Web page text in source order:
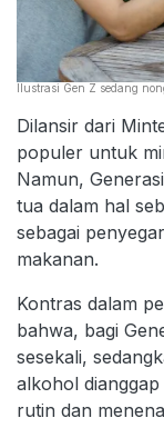
Ilustrasi Gen Z sedang
Dilansir dari
populer untuk
Namun,
tua dalam hal
sebagai
makanan.
Kontras dalam
bahwa, bagi
sesekali,
alkohol
rutin dan